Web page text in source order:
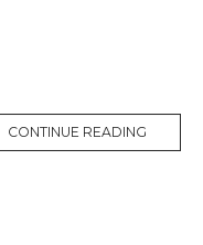
CONTINUE READING